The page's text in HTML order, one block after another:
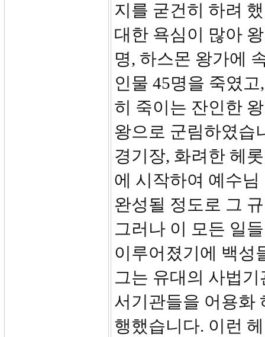
지를 굳건히 하려
대한 욕심이 많아
명, 하스몬 왕가에
인물 45명을 죽였
히 죽이는 잔인한
왕으로 군림하였습
경기장, 화려한 헤
에 시작하여 예수
완성될 정도로 그
그러나 이 모든 일
이루어졌기에 백성
그는 유대의 사법
서기관들을 어용화
행했습니다. 이런